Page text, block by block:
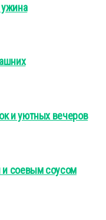
и уютных вечеров
и соевым соусом